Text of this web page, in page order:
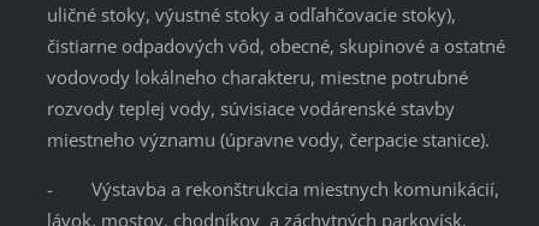
uličné stoky, výustné stoky a odľahčovacie stoky),
čistiarne odpadových vôd, obecné, skupinové a ostatné
vodovody lokálneho charakteru, miestne potrubné
rozvody teplej vody, súvisiace vodárenské stavby
miestneho významu (úpravne vody, čerpacie stanice).
- Výstavba a rekonštrukcia miestnych komunikácií,
lávok, mostov, chodníkov a záchytných parkovísk,